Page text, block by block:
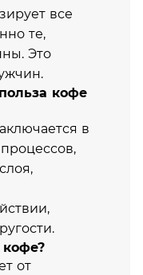
все
те,
Это
кофе
в
от